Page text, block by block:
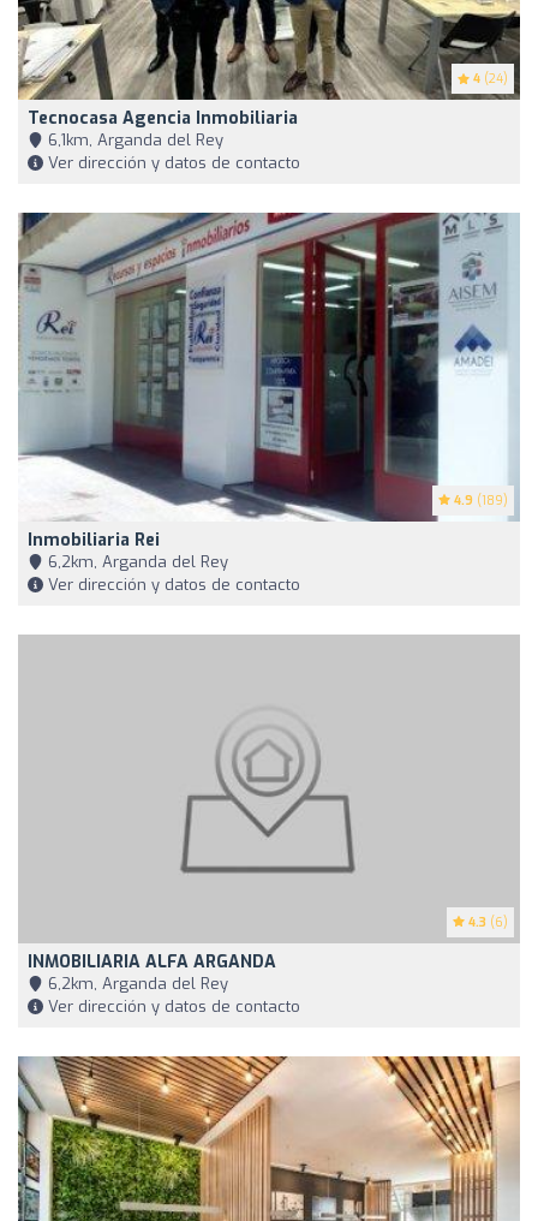
4 (24)
Tecnocasa Agencia Inmobiliaria
6,1km, Arganda del Rey
Ver dirección y datos de contacto
4.9 (189)
Inmobiliaria Rei
6,2km, Arganda del Rey
Ver dirección y datos de contacto
4.3 (6)
INMOBILIARIA ALFA ARGANDA
6,2km, Arganda del Rey
Ver dirección y datos de contacto